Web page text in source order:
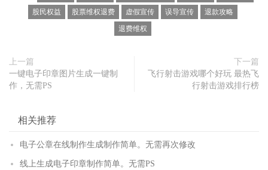
股民权益
股票维权退费 虚假宣传 误导宣传
退款攻略
退费维权
上一篇
一键电子印章图片生成一键制
作，无需PS
下一篇
飞行射击游戏哪个好玩 最热飞
行射击游戏排行榜
相关推荐
电子公章在线制作生成制作简单。无需再次修改
线上生成电子印章制作简单。无需PS